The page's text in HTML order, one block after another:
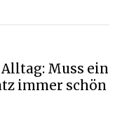
Muss ein
immer schön